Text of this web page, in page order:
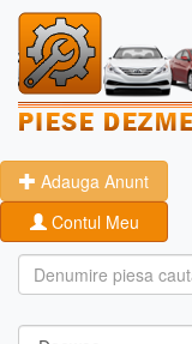
Adauga Anunt
Contul Meu